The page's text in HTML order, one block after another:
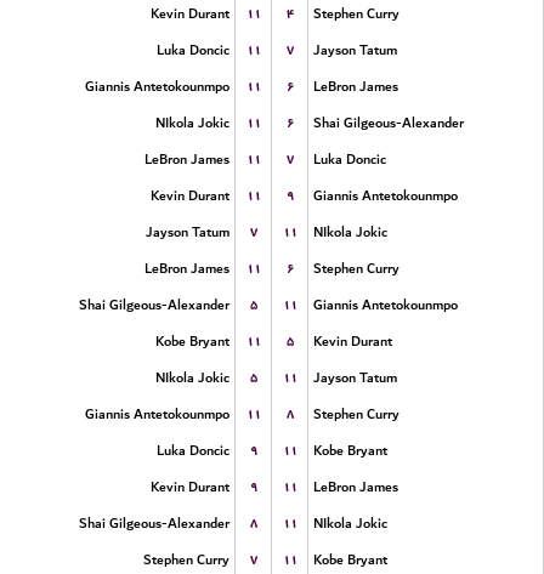
Kevin Durant
۱۱ ۴
Stephen Curry
Luka Doncic
۱۱ ۷
Jayson Tatum
Giannis Antetokounmpo
۱۱ ۶
LeBron James
NIkola Jokic
۱۱ ۶
Shai Gilgeous-Alexander
LeBron James
۱۱ ۷
Luka Doncic
Kevin Durant
۱۱ ۹
Giannis Antetokounmpo
Jayson Tatum
۷ ۱۱
NIkola Jokic
LeBron James
۱۱ ۶
Stephen Curry
Shai Gilgeous-Alexander
۵ ۱۱
Giannis Antetokounmpo
Kobe Bryant
۱۱ ۵
Kevin Durant
NIkola Jokic
۵ ۱۱
Jayson Tatum
Giannis Antetokounmpo
۱۱ ۸
Stephen Curry
Luka Doncic
۹ ۱۱
Kobe Bryant
Kevin Durant
۹ ۱۱
LeBron James
Shai Gilgeous-Alexander
۸ ۱۱
NIkola Jokic
Stephen Curry
۷ ۱۱
Kobe Bryant